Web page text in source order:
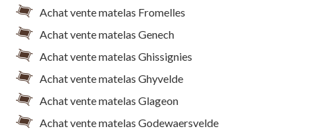
Achat vente matelas Fromelles
Achat vente matelas Genech
Achat vente matelas Ghissignies
Achat vente matelas Ghyvelde
Achat vente matelas Glageon
Achat vente matelas Godewaersvelde